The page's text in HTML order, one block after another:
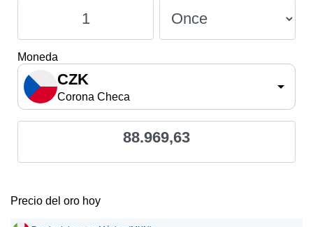
Moneda
CZK
Corona Checa
88.969,63
Precio del oro hoy